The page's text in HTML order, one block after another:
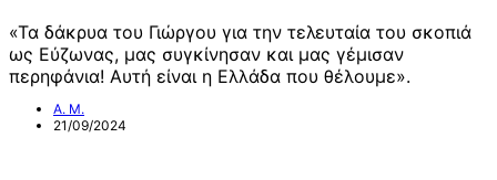
«Τα δάκρυα του Γιώργου για την τελευταία του σκοπιά
ως Εύζωνας, μας συγκίνησαν και μας γέμισαν
περηφάνια! Αυτή είναι η Ελλάδα που θέλουμε».
Α. Μ.
21/09/2024